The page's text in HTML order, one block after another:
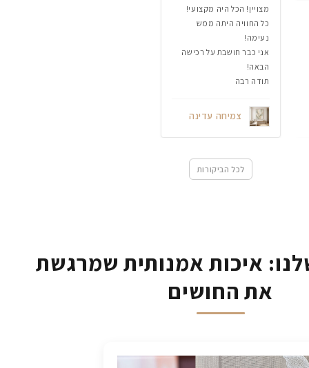
מצויין! הכל היה מקצועי!
כל החוויה היתה ממש
נעימה!
אני כבר חושבת על רכישה
הבאה!
תודה רבה
צמיחה עדינה
לכל הביקורות
איכות אמנותית שמרגשת
את החושים